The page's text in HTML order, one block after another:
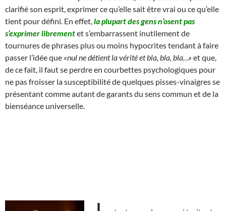
clarifié son esprit, exprimer ce qu’elle sait être vrai ou ce qu’elle
tient pour défini. En effet, la plupart des gens n’osent pas
s’exprimer librementet s’embarrassent inutilement de
tournures de phrases plus ou moins hypocrites tendant à faire
passer l’idée que «nul ne détient la vérité et bla, bla, bla…» et que,
de ce fait, il faut se perdre en courbettes psychologiques pour
ne pas froisser la susceptibilité de quelques pisses-vinaigres se
présentant comme autant de garants du sens commun et de la
bienséance universelle.